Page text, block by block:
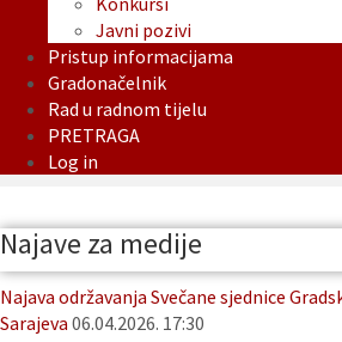
Javni pozivi
Pristup informacijama
Gradonačelnik
Rad u radnom tijelu
PRETRAGA
Log in
Najave za medije
Najava održavanja Svečane sjednice
Sarajeva 06.04.2026. 17:30